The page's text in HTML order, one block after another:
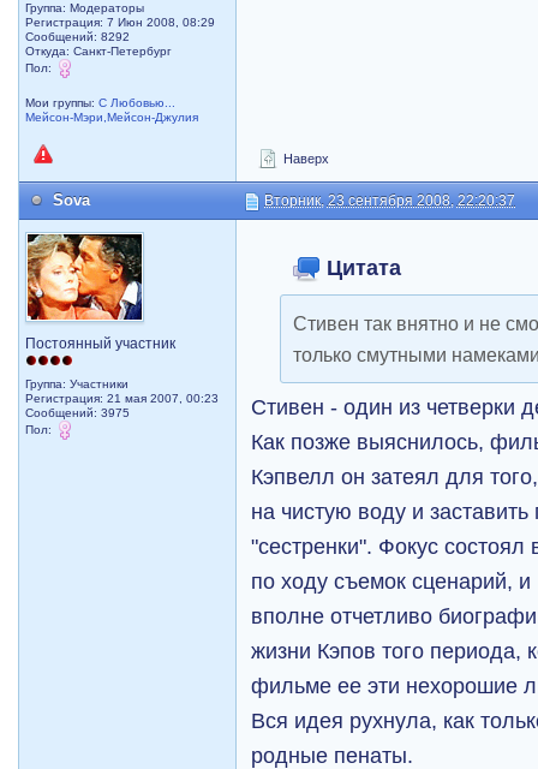
Группа: Модераторы
Регистрация: 7 Июн 2008, 08:29
Сообщений: 8292
Откуда: Санкт-Петербург
Пол:
Мои группы:С Любовью...
Мейсон-Мэри,Мейсон-Джулия
Наверх
Sova Вторник, 23 сентября 2008, 22:20:37
Постоянный участник
Группа: Участники
Регистрация: 21 мая 2007, 00:23
Сообщений: 3975
Пол:
Цитата
Стивен так внятно и не
только смутными
Стивен - один из четверки
Как позже выяснилось,
Кэпвелл он затеял для
на чистую воду и заставить
"сестренки". Фокус
по ходу съемок сценарий,
вполне отчетливо
жизни Кэпов того периода,
фильме ее эти нехорошие
Вся идея рухнула, как
родные пенаты.